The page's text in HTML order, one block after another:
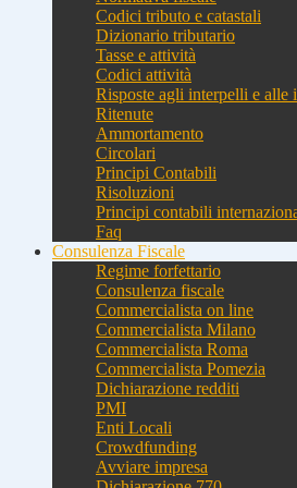
Codici tributo e catastali
Dizionario tributario
Tasse e attività
Codici attività
Risposte agli interpelli e alle
Ritenute
Ammortamento
Circolari
Principi Contabili
Risoluzioni
Principi contabili
Faq
Consulenza Fiscale
Regime forfettario
Consulenza fiscale
Commercialista on line
Commercialista Milano
Commercialista Roma
Commercialista Pomezia
Dichiarazione redditi
PMI
Enti Locali
Crowdfunding
Avviare impresa